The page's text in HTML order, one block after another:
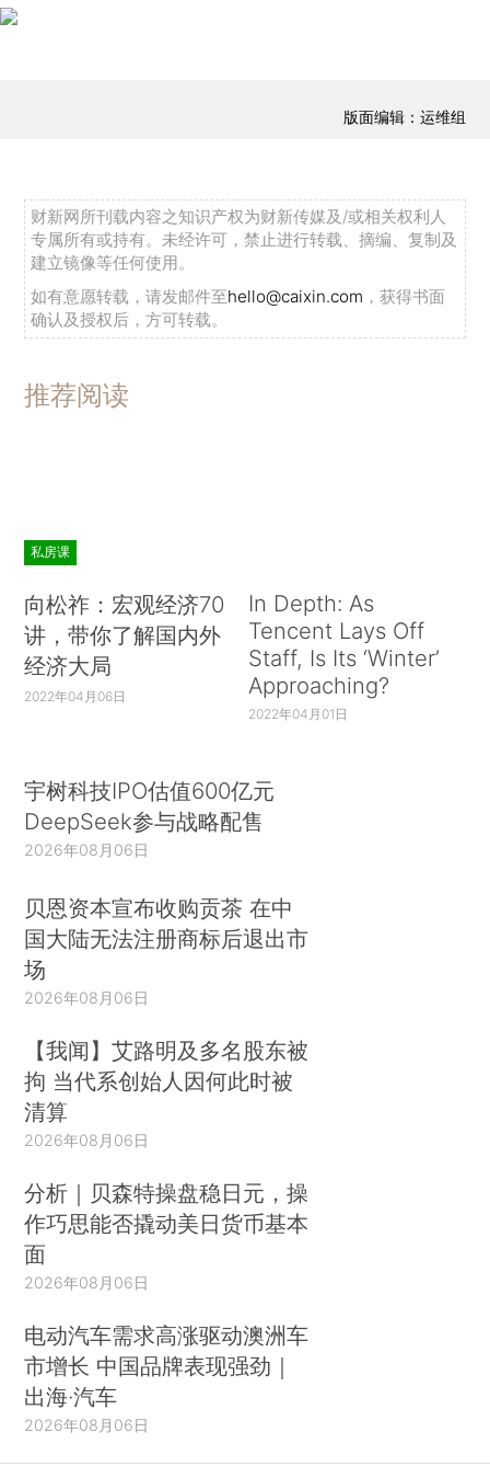
版面编辑：运维组
财新网所刊载内容之知识产权为财新传媒及/或相关权利人
专属所有或持有。未经许可，禁止进行转载、摘编、复制及
建立镜像等任何使用。
如有意愿转载，请发邮件至hello@caixin.com ，获得书面
确认及授权后，方可转载。
推荐阅读
私房课
向松祚：宏观经济70
讲，带你了解国内外
经济大局
2022年04月06日
In Depth: As
Tencent Lays Off
Staff, Is Its ‘Winter’
Approaching?
2022年04月01日
宇树科技IPO估值600亿元
DeepSeek参与战略配售
2026年08月06日
贝恩资本宣布收购贡茶 在中
国大陆无法注册商标后退出市
场
2026年08月06日
【我闻】艾路明及多名股东被
拘 当代系创始人因何此时被
清算
2026年08月06日
分析｜贝森特操盘稳日元，操
作巧思能否撬动美日货币基本
面
2026年08月06日
电动汽车需求高涨驱动澳洲车
市增长 中国品牌表现强劲｜
出海·汽车
2026年08月06日